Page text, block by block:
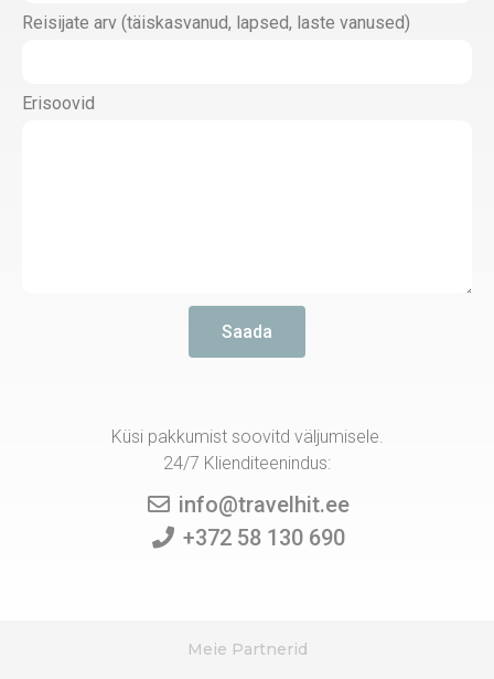
Reisijate arv (täiskasvanud, lapsed, laste vanused)
Erisoovid
Saada
Küsi pakkumist soovitd väljumisele.
24/7 Klienditeenindus:
info@travelhit.ee
+372 58 130 690
Meie Partnerid